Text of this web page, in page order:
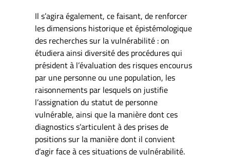
Il s’agira également, ce faisant, de renforcer
les dimensions historique et épistémologique
des recherches sur la vulnérabilité : on
étudiera ainsi diversité des procédures qui
président à l’évaluation des risques encourus
par une personne ou une population, les
raisonnements par lesquels on justifie
l’assignation du statut de personne
vulnérable, ainsi que la manière dont ces
diagnostics s’articulent à des prises de
positions sur la manière dont il convient
d’agir face à ces situations de vulnérabilité.